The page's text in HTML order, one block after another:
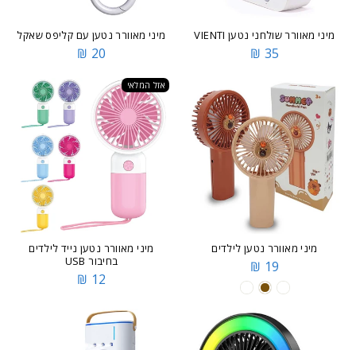
מיני מאוורר שולחני נטען VIENTI
35 ₪
מיני מאוורר נטען עם קליפס שאקל
20 ₪
מיני מאוורר נטען לילדים
19 ₪
אזל המלאי
מיני מאוורר נטען נייד לילדים
בחיבור USB
12 ₪